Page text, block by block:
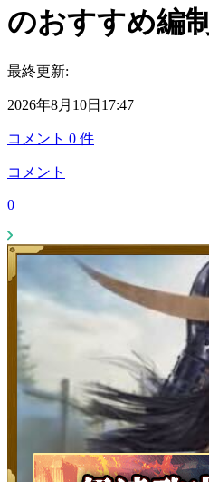
のおすすめ編制
最終更新:
2026年8月10日17:47
コメント 0 件
コメント
0